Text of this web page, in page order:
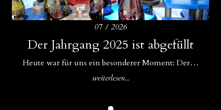
07 / 2026
Der Jahrgang 2025 ist abgefüllt
Heute war für uns ein besonderer Moment: Der…
weiterlesen...
Amphoren als ideale Ergänzung zu
Betonfässern und Betoneiern
In unserem Keller gibt es Zuwachs: Neben unseren…
Drei Bühnen für unsere Weine
Für uns im WeinGut Seppi sind Begegnungen ein…
weiterlesen...